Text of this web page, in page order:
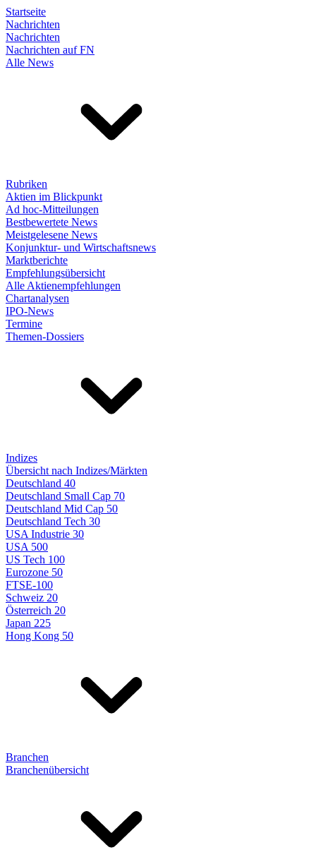
Startseite
Nachrichten
Nachrichten
Nachrichten auf FN
Alle News
Rubriken
Aktien im Blickpunkt
Ad hoc-Mitteilungen
Bestbewertete News
Meistgelesene News
Konjunktur- und Wirtschaftsnews
Marktberichte
Empfehlungsübersicht
Alle Aktienempfehlungen
Chartanalysen
IPO-News
Termine
Themen-Dossiers
Indizes
Übersicht nach Indizes/Märkten
Deutschland 40
Deutschland Small Cap 70
Deutschland Mid Cap 50
Deutschland Tech 30
USA Industrie 30
USA 500
US Tech 100
Eurozone 50
FTSE-100
Schweiz 20
Österreich 20
Japan 225
Hong Kong 50
Branchen
Branchenübersicht